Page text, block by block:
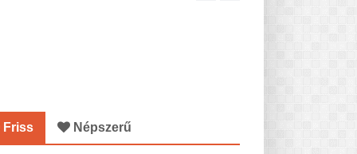
Friss Népszerű